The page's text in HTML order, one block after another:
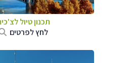
תכנון טיול
לחץ לפרטים